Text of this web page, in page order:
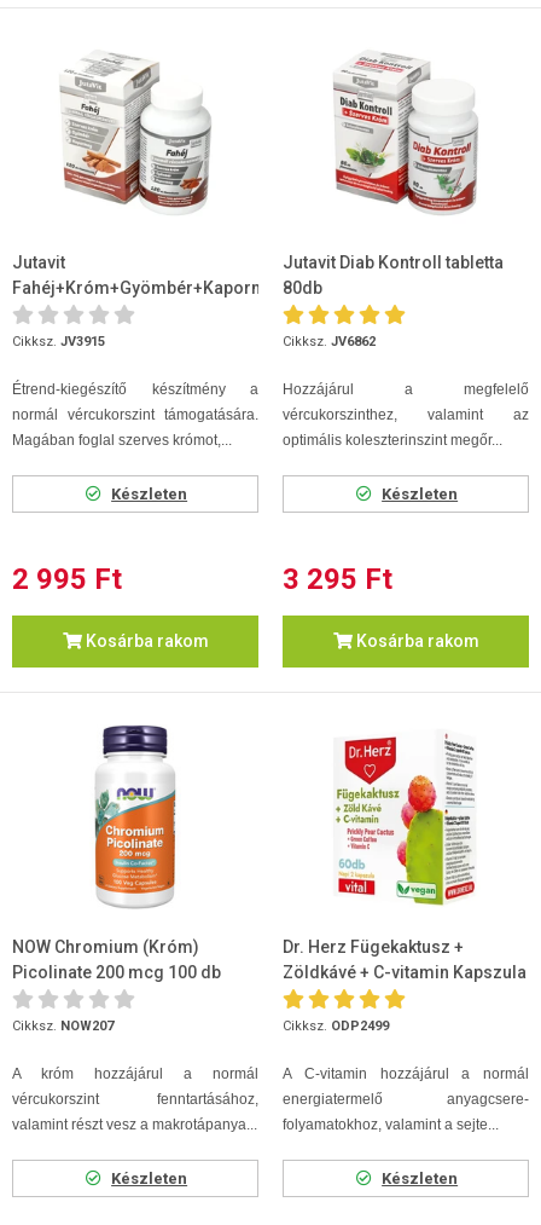
Jutavit
Fahéj+Króm+Gyömbér+Kapormag
120 db Filmtabletta
Cikksz. JV3915
Étrend-kiegészítő készítmény a
normál vércukorszint támogatására.
Magában foglal szerves krómot,...
Készleten
2 995 Ft
Kosárba rakom
Jutavit Diab Kontroll tabletta
80db
Cikksz. JV6862
Hozzájárul a megfelelő
vércukorszinthez, valamint az
optimális koleszterinszint megőr...
Készleten
3 295 Ft
Kosárba rakom
NOW Chromium (Króm)
Picolinate 200 mcg 100 db
kapszula
Cikksz. NOW207
A króm hozzájárul a normál
vércukorszint fenntartásához,
valamint részt vesz a makrotápanya...
Készleten
Dr. Herz Fügekaktusz +
Zöldkávé + C-vitamin Kapszula
60 db
Cikksz. ODP2499
A C-vitamin hozzájárul a normál
energiatermelő anyagcsere-
folyamatokhoz, valamint a sejte...
Készleten